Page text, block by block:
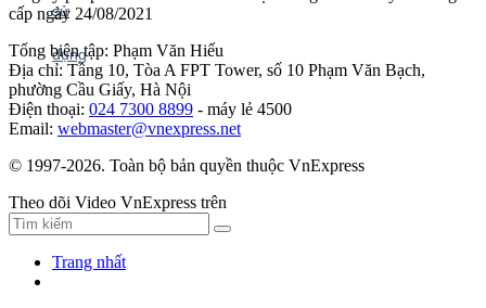
cấp ngày 24/08/2021
Tổng biên tập: Phạm Văn Hiếu
Địa chỉ: Tầng 10, Tòa A FPT Tower, số 10 Phạm Văn Bạch,
phường Cầu Giấy, Hà Nội
Điện thoại: 024 7300 8899 - máy lẻ 4500
Email: webmaster@vnexpress.net
© 1997-2026. Toàn bộ bản quyền thuộc VnExpress
Theo dõi Video VnExpress trên
Trang nhất